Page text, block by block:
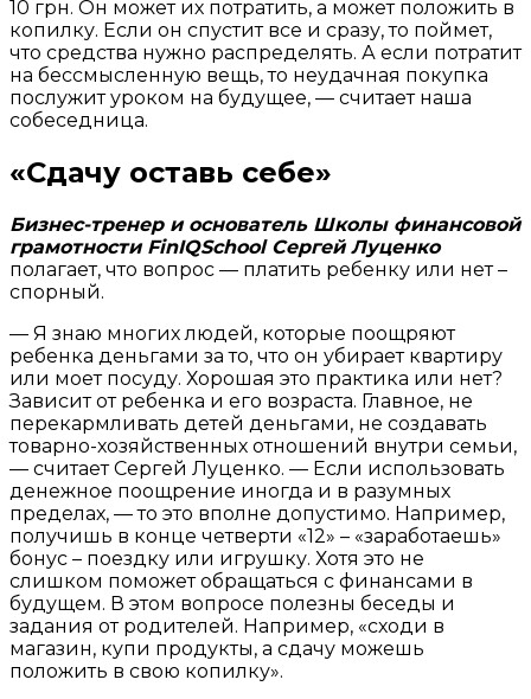
10 грн. Он может их потратить, а может положить в
копилку. Если он спустит все и сразу, то поймет,
что средства нужно распределять. А если потратит
на бессмысленную вещь, то неудачная покупка
послужит уроком на будущее, — считает наша
собеседница.
«Сдачу оставь себе»
Бизнес-тренер и основатель Школы финансовой
грамотности FinIQSchool Сергей Луценко
полагает, что вопрос — платить ребенку или нет –
спорный.
— Я знаю многих людей, которые поощряют
ребенка деньгами за то, что он убирает квартиру
или моет посуду. Хорошая это практика или нет?
Зависит от ребенка и его возраста. Главное, не
перекармливать детей деньгами, не создавать
товарно-хозяйственных отношений внутри семьи,
— считает Сергей Луценко. — Если использовать
денежное поощрение иногда и в разумных
пределах, — то это вполне допустимо. Например,
получишь в конце четверти «12» – «заработаешь»
бонус – поездку или игрушку. Хотя это не
слишком поможет обращаться с финансами в
будущем. В этом вопросе полезны беседы и
задания от родителей. Например, «сходи в
магазин, купи продукты, а сдачу можешь
положить в свою копилку».